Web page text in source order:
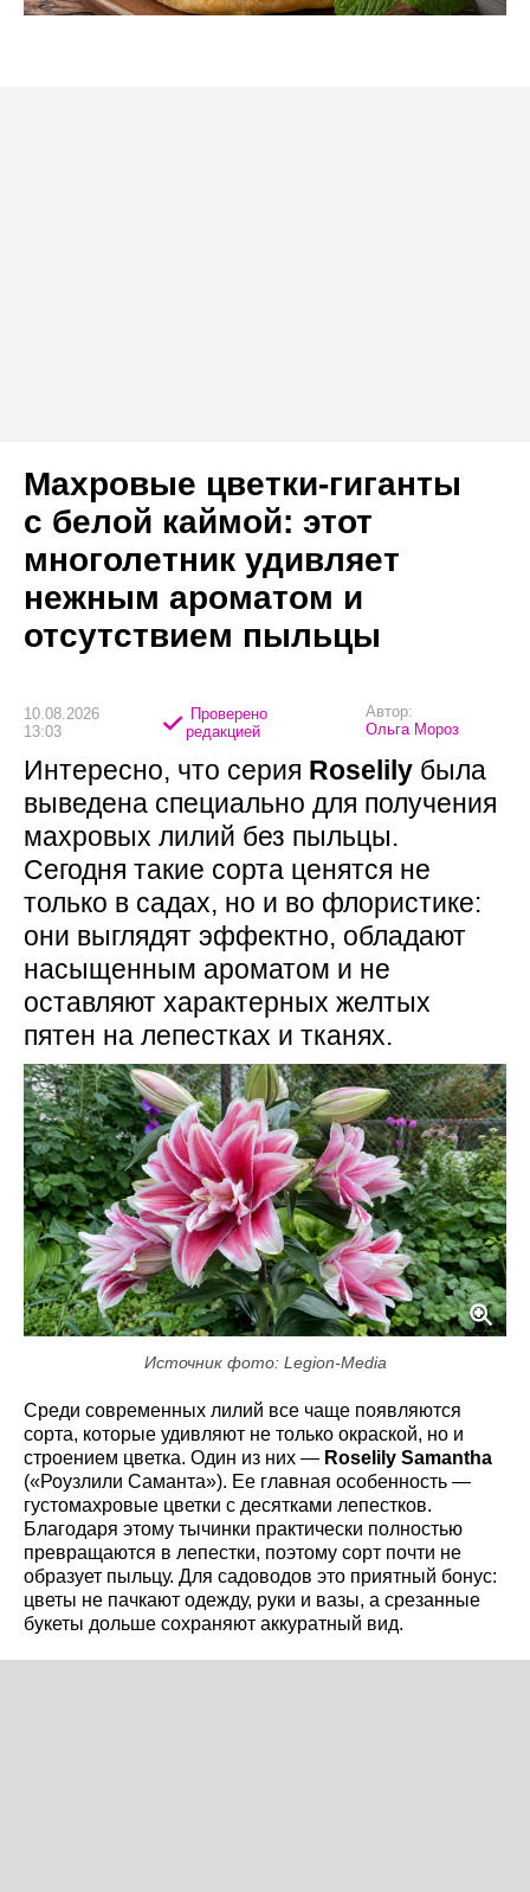
Махровые цветки-гиганты
с белой каймой: этот
многолетник удивляет
нежным ароматом и
отсутствием пыльцы
10.08.2026
13:03
Проверено
редакцией
Автор:
Ольга Мороз
Интересно, что серия Roselily была
выведена специально для получения
махровых лилий без пыльцы.
Сегодня такие сорта ценятся не
только в садах, но и во флористике:
они выглядят эффектно, обладают
насыщенным ароматом и не
оставляют характерных желтых
пятен на лепестках и тканях.
Источник фото: Legion-Media
Среди современных лилий все чаще появляются
сорта, которые удивляют не только окраской, но и
строением цветка. Один из них — Roselily Samantha
(«Роузлили Саманта»). Ее главная особенность —
густомахровые цветки с десятками лепестков.
Благодаря этому тычинки практически полностью
превращаются в лепестки, поэтому сорт почти не
образует пыльцу. Для садоводов это приятный бонус:
цветы не пачкают одежду, руки и вазы, а срезанные
букеты дольше сохраняют аккуратный вид.